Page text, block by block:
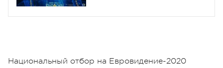
Национальный отбор на Евровидение-2020